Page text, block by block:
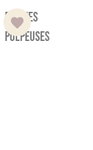
Femmes
Pulpeuses